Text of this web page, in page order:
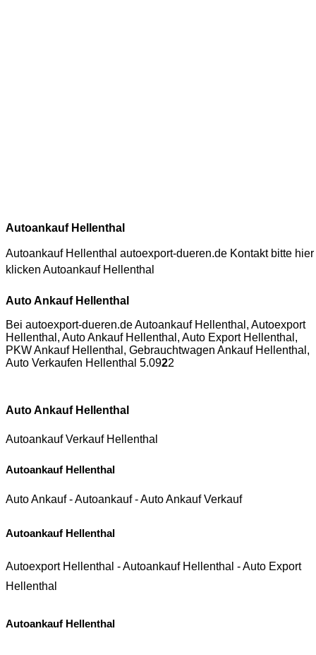
Autoankauf Hellenthal
Autoankauf Hellenthal autoexport-dueren.de Kontakt bitte hier
klicken Autoankauf Hellenthal
Auto Ankauf Hellenthal
Bei autoexport-dueren.de Autoankauf Hellenthal, Autoexport
Hellenthal, Auto Ankauf Hellenthal, Auto Export Hellenthal,
PKW Ankauf Hellenthal, Gebrauchtwagen Ankauf Hellenthal,
Auto Verkaufen Hellenthal 5.0922
Auto Ankauf Hellenthal
Autoankauf Verkauf Hellenthal
Autoankauf Hellenthal
Auto Ankauf-Autoankauf-Auto Ankauf Verkauf
Autoankauf Hellenthal
Autoexport Hellenthal -Autoankauf Hellenthal -Auto Export
Hellenthal
Autoankauf Hellenthal